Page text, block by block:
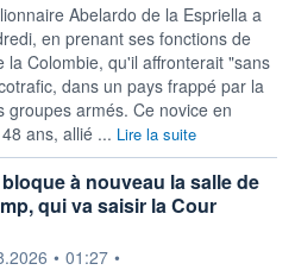
Abelardo de la Espriella a
en prenant ses fonctions de
la Colombie, qu'il affronterait "sans
dans un pays frappé par la
groupes armés. Ce novice en
ans, allié ... Lire la suite
à nouveau la salle de
qui va saisir la Cour
par
• 01:27 •